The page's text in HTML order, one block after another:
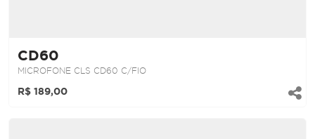
CD60
MICROFONE CLS CD60 C/FIO
R$ 189,00